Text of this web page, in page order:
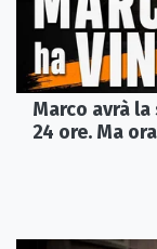
Marco avrà la
24 ore. Ma